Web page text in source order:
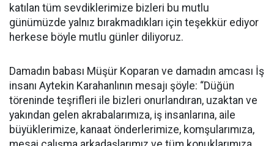
katılan tüm sevdiklerimize bizleri bu mutlu
günümüzde yalnız bırakmadıkları için teşekkür ediyor
herkese böyle mutlu günler diliyoruz.
Damadın babası Müşür Koparan ve damadın amcası İş
insanı Aytekin Karahanlının mesajı şöyle: “Düğün
töreninde teşrifleri ile bizleri onurlandıran, uzaktan ve
yakından gelen akrabalarımıza, iş insanlarına, aile
büyüklerimize, kanaat önderlerimize, komşularımıza,